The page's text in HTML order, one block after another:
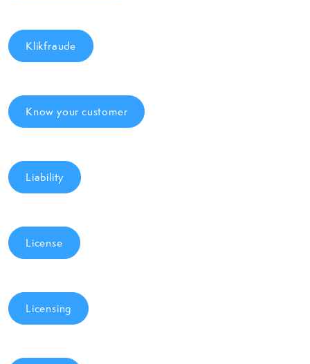
Klikfraude
Know your customer
Liability
License
Licensing